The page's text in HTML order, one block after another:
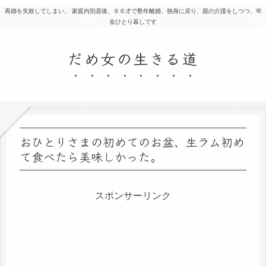
再婚を失敗してしまい、 家庭内別居後、６６才で塾年離婚、独身に戻り、親の介護をしつつ、年
金ひとり暮しです
だめ女の生きる道
おひとりさまの初めてのお盆、生ラム初め
て食べたら美味しかった。
スポンサーリンク